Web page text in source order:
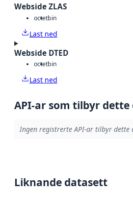
Webside ZLAS
octetbin
Last ned
Webside DTED
octetbin
Last ned
API-ar som tilbyr
Ingen registrerte API-ar tilbyr dette
Liknande datasett